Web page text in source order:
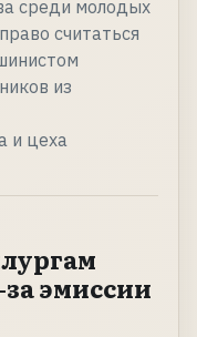
среди молодых
считаться
из
и цеха
эмиссии